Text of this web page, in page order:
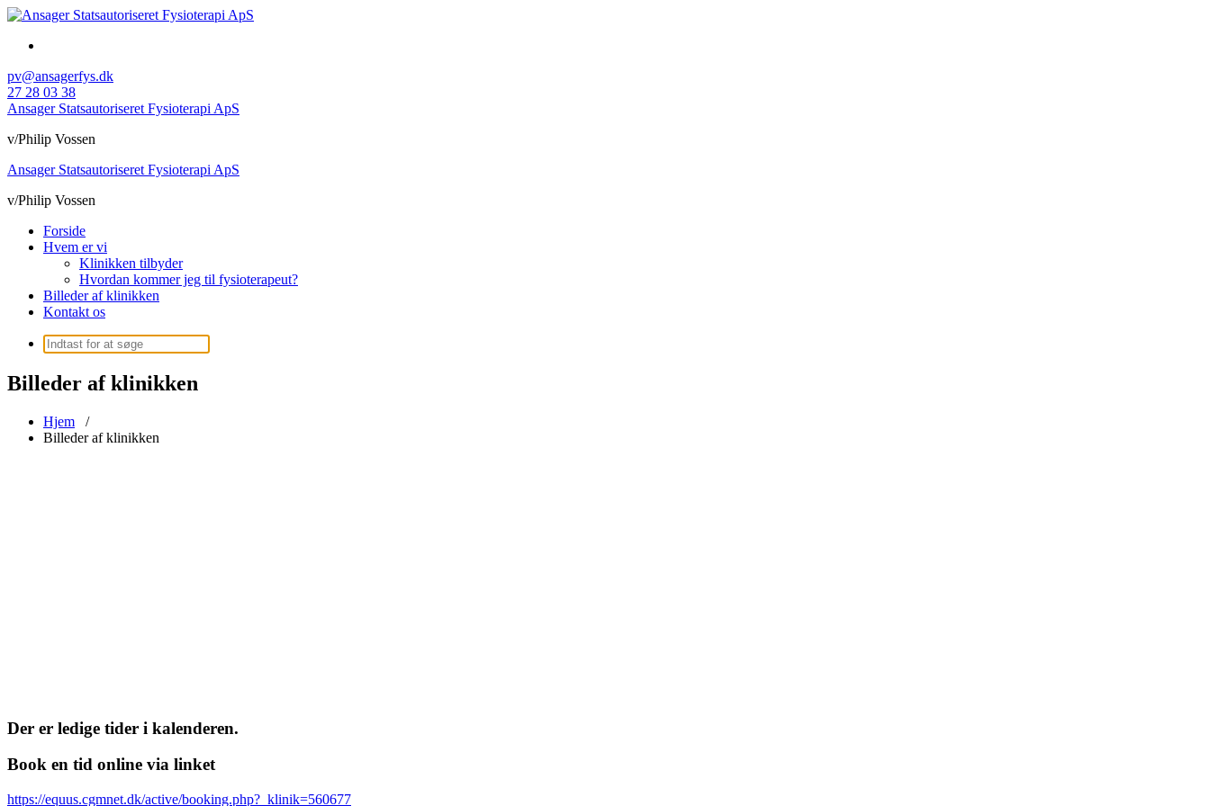
Videre
indhold
pv@ansagerfys.dk
27 28 03 38
Ansager Statsautoriseret Fysioterapi ApS
v/Philip Vossen
Ansager Statsautoriseret Fysioterapi ApS
v/Philip Vossen
Forside
Hvem er vi
Klinikken tilbyder
Hvordan kommer jeg til fysioterapeut?
Billeder af klinikken
Kontakt os
Søg
efter:
Billeder af klinikken
Hjem /
Billeder af klinikken
Der er ledige tider i kalenderen.
Book en tid online via linket
https://equus.cgmnet.dk/active/booking.php?_klinik=560677